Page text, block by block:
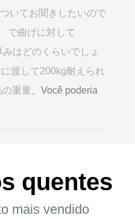
いてお聞きしたいので
で曲げに対して
はどのくらいでしょ
渡して200kg耐えられ
の重量 、Você poderia
quentes
mais vendido